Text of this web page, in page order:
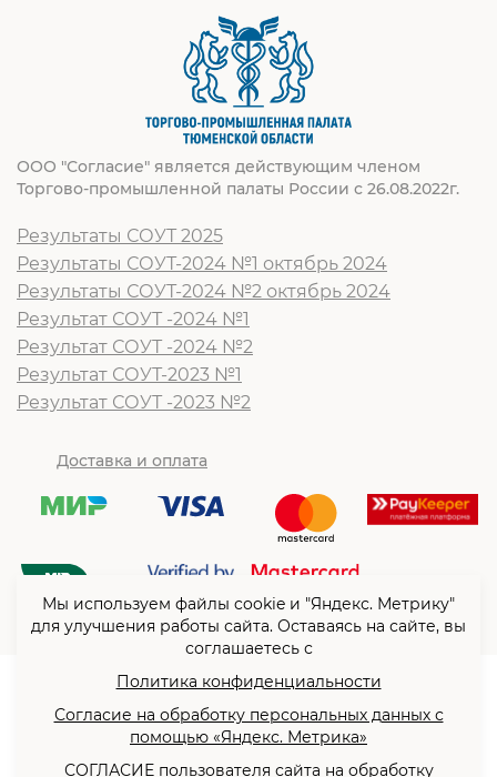
ООО "Согласие" является действующим членом
Торгово-промышленной палаты России с 26.08.2022г.
Результаты СОУТ 2025
Результаты СОУТ-2024 №1 октябрь 2024
Результаты СОУТ-2024 №2 октябрь 2024
Результат СОУТ -2024 №1
Результат СОУТ -2024 №2
Результат СОУТ-2023 №1
Результат СОУТ -2023 №2
Доставка и оплата
© ООО “Согласие”2026
Политика конфиденциальности
Согласие на обработку
персональных данных с
Мы используем файлы cookie и "Яндекс. Метрику"
для улучшения работы сайта. Оставаясь на сайте, вы
соглашаетесь с
Политика конфиденциальности
Согласие на обработку персональных данных с
помощью «Яндекс. Метрика»
СОГЛАСИЕ пользователя сайта на обработку